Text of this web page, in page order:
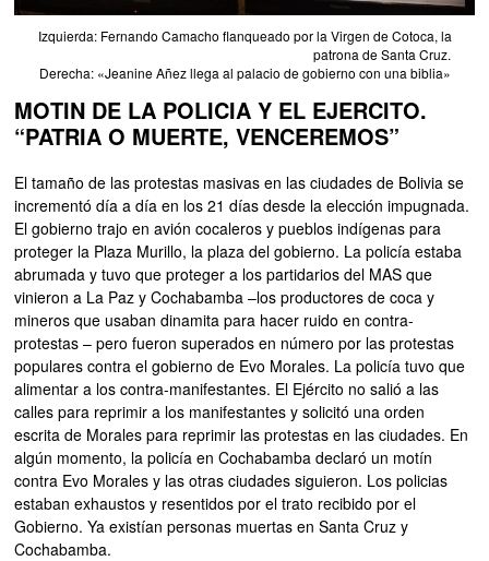
Izquierda: Fernando Camacho flanqueado por la Virgen de Cotoca, la
patrona de Santa Cruz.
Derecha: «Jeanine Añez llega al palacio de gobierno con una biblia»
MOTIN DE LA POLICIA Y EL EJERCITO.
“PATRIA O MUERTE, VENCEREMOS”
El tamaño de las protestas masivas en las ciudades de Bolivia se
incrementó día a día en los 21 días desde la elección impugnada.
El gobierno trajo en avión cocaleros y pueblos indígenas para
proteger la Plaza Murillo, la plaza del gobierno. La policía estaba
abrumada y tuvo que proteger a los partidarios del MAS que
vinieron a La Paz y Cochabamba –los productores de coca y
mineros que usaban dinamita para hacer ruido en contra-
protestas – pero fueron superados en número por las protestas
populares contra el gobierno de Evo Morales. La policía tuvo que
alimentar a los contra-manifestantes. El Ejército no salió a las
calles para reprimir a los manifestantes y solicitó una orden
escrita de Morales para reprimir las protestas en las ciudades. En
algún momento, la policía en Cochabamba declaró un motín
contra Evo Morales y las otras ciudades siguieron. Los policias
estaban exhaustos y resentidos por el trato recibido por el
Gobierno. Ya existían personas muertas en Santa Cruz y
Cochabamba.